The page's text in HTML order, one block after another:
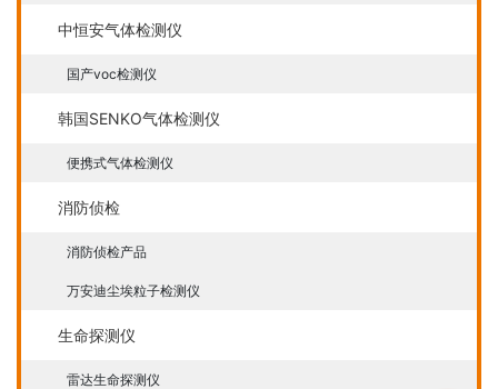
中恒安气体检测仪
国产voc检测仪
韩国SENKO气体检测仪
便携式气体检测仪
消防侦检
消防侦检产品
万安迪尘埃粒子检测仪
生命探测仪
雷达生命探测仪